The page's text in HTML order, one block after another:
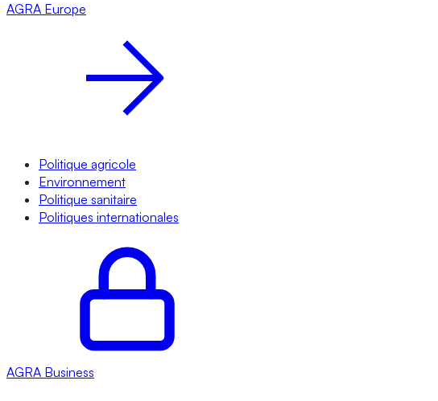
AGRA Europe
Politique agricole
Environnement
Politique sanitaire
Politiques internationales
AGRA Business